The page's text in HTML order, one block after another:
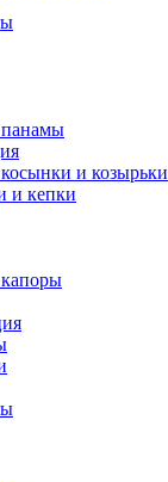
и козырьки
и кепки